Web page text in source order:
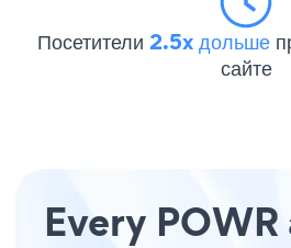
Посетители 2.5x дольше
сайте
Every